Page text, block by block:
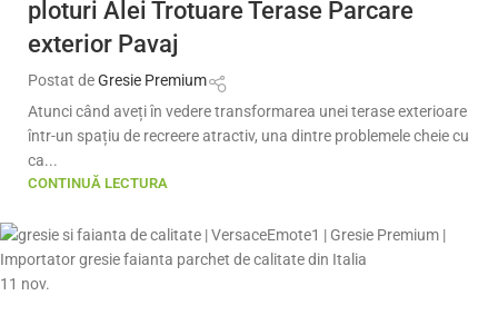
ploturi Alei Trotuare Terase Parcare
exterior Pavaj
Postat deGresie Premium
Atunci când aveți în vedere transformarea unei terase exterioare
într-un spațiu de recreere atractiv, una dintre problemele cheie cu
ca...
CONTINUĂ LECTURA
11 nov.